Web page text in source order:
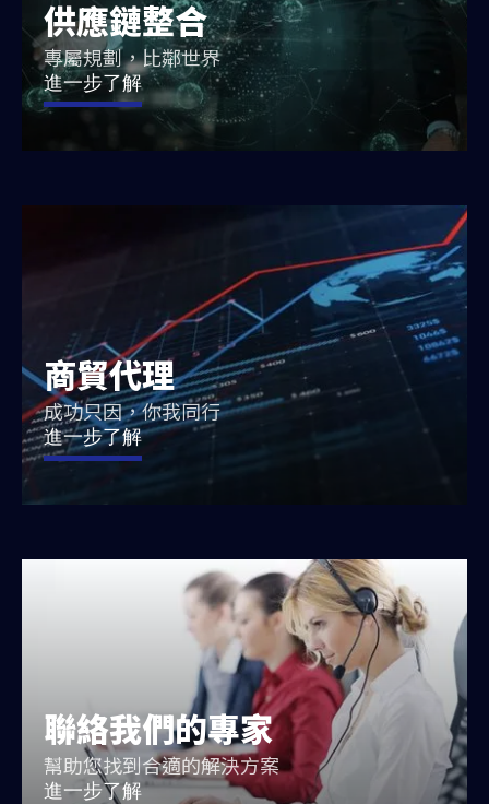
供應鏈整合
專屬規劃，比鄰世界
進一步了解
商貿代理
成功只因，你我同行
進一步了解
聯絡我們的專家
幫助您找到合適的解決方案
進一步了解